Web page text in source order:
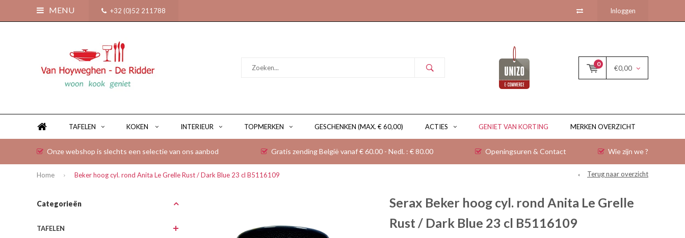
MENU +32 (0)52 211788 Inloggen
0
€0,00
TAFELEN KOKEN INTERIEUR TOPMERKEN GESCHENKEN (MAX. € 60,00) ACTIES GENIET VAN KORTING MERKEN OVERZICHT
Onze webshop is slechts een selectie van ons aanbod Gratis zending België vanaf € 60.00 - Nedl. : € 80.00 Openingsuren & Contact Wie zijn we ?
Home Beker hoog cyl. rond Anita Le Grelle Rust / Dark Blue 23 cl B5116109 Terug naar overzicht
Categorieën
TAFELEN
Serax Beker hoog cyl. rond Anita Le Grelle
Rust / Dark Blue 23 cl B5116109